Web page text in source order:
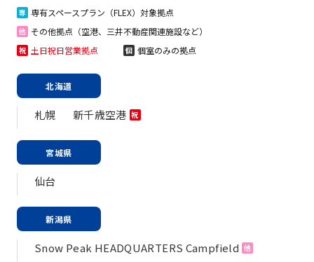
専 専有スペースプラン（FLEX）対象拠点
他 その他拠点（空港、三井不動産関連施設など）
祝 土日祝日営業拠点 個 個室のみの拠点
北海道
札幌 新千歳空港 祝
宮城県
仙台
新潟県
Snow Peak HEADQUARTERS Campfield 他